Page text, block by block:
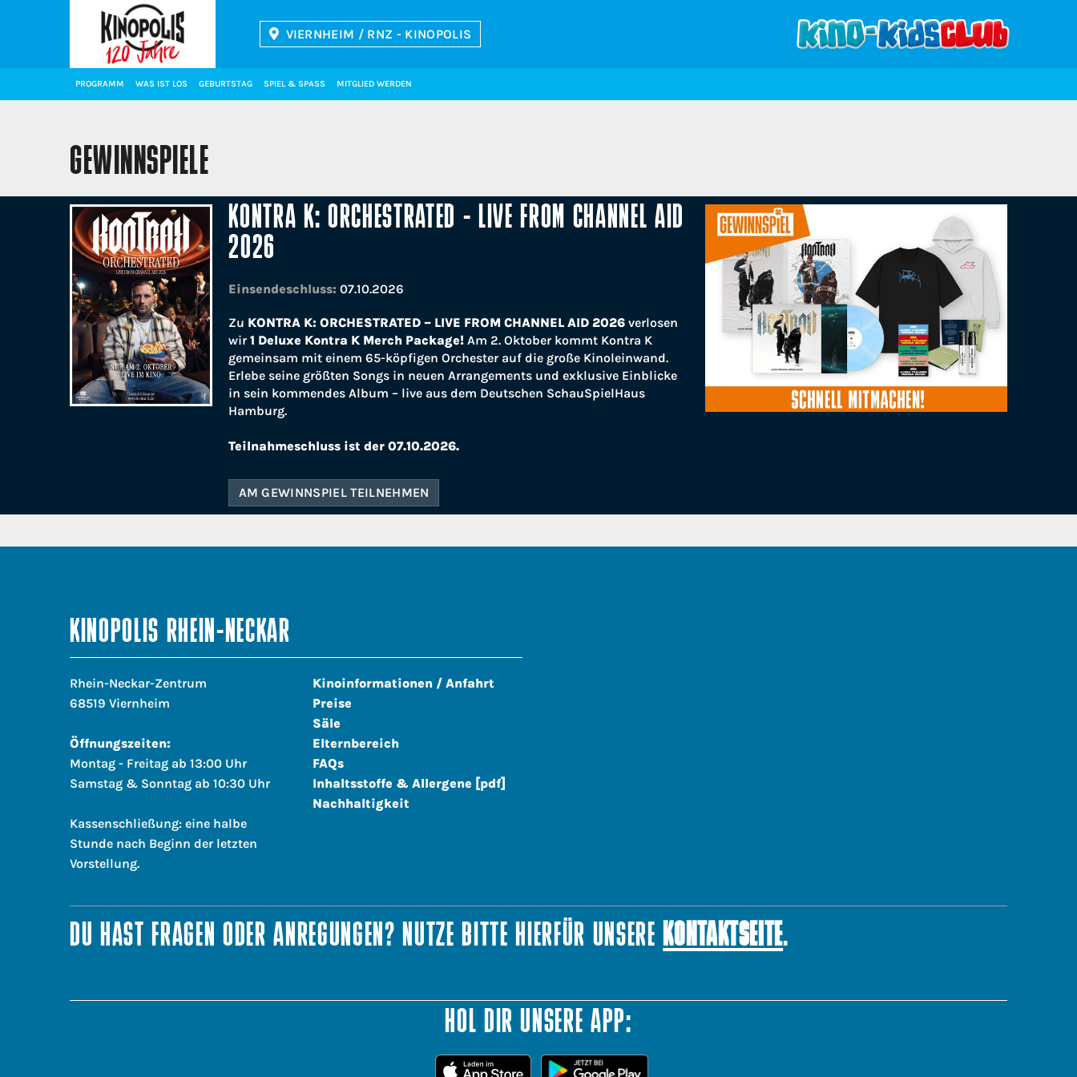
VIERNHEIM / RNZ - KINOPOLIS
PROGRAMM WAS IST LOS GEBURTSTAG SPIEL & SPASS MITGLIED WERDEN
GEWINNSPIELE
KONTRA K: ORCHESTRATED - LIVE FROM CHANNEL AID
2026
Einsendeschluss: 07.10.2026
Zu KONTRA K: ORCHESTRATED – LIVE FROM CHANNEL AID 2026 verlosen
wir1 Deluxe Kontra K Merch Package! Am 2. Oktober kommt Kontra K
gemeinsam mit einem 65-köpfigen Orchester auf die große Kinoleinwand.
Erlebe seine größten Songs in neuen Arrangements und exklusive Einblicke
in sein kommendes Album – live aus dem Deutschen SchauSpielHaus
Hamburg.
Teilnahmeschluss ist der 07.10.2026.
AM GEWINNSPIEL TEILNEHMEN
KINOPOLIS RHEIN-NECKAR
Rhein-Neckar-Zentrum
68519 Viernheim
Öffnungszeiten:
Montag - Freitag ab 13:00 Uhr
Samstag & Sonntag ab 10:30 Uhr
Kassenschließung: eine halbe
Stunde nach Beginn der letzten
Vorstellung.
Kinoinformationen / Anfahrt
Preise
Säle
Elternbereich
FAQs
Inhaltsstoffe & Allergene [pdf]
Nachhaltigkeit
DU HAST FRAGEN ODER ANREGUNGEN? NUTZE BITTE HIERFÜR UNSEREKONTAKTSEITE.
HOL DIR UNSERE APP: